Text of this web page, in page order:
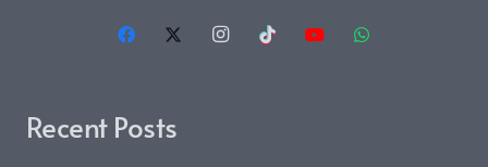
Recent Posts